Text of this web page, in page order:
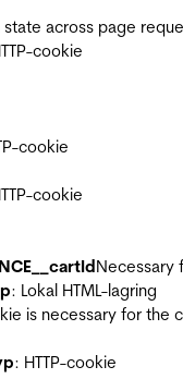
state across page
cookie
cookie
cookie
Necessary
: Lokal HTML-lagring
is necessary for the
: HTTP-cookie